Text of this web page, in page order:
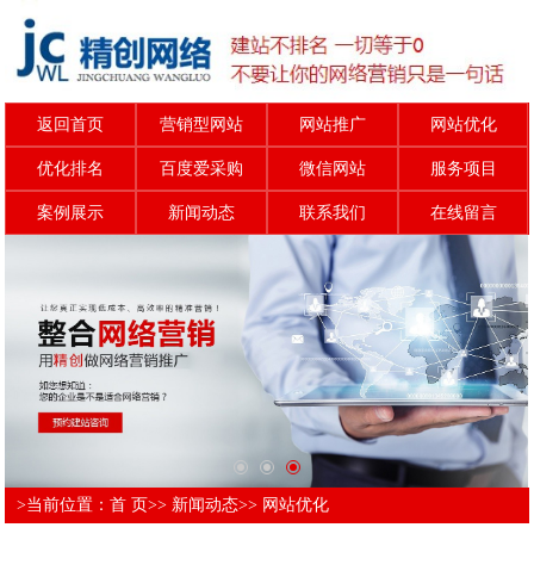
返回首页 营销型网站 网站推广 网站优化
优化排名 百度爱采购 微信网站 服务项目
案例展示 新闻动态 联系我们 在线留言
>当前位置：首 页>> 新闻动态>> 网站优化